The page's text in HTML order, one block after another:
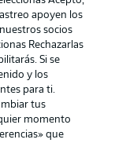
de privacidad
de uso
apoyen los
socios
Rechazarlas
Si se
y los
para ti.
tus
momento
que